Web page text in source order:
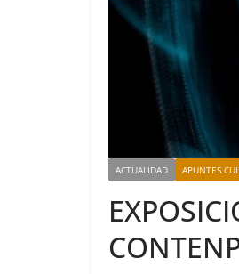
ACTUALIDAD APUNTES